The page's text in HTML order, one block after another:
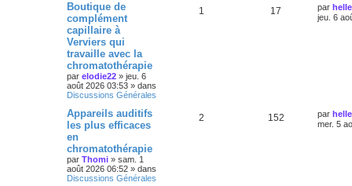
Boutique de
complément
capillaire à
Verviers qui
travaille avec la
chromatothérapie
par elodie22 » jeu. 6
août 2026 03:53 » dans
Discussions Générales
1 17 par
jeu. 6
Appareils auditifs
les plus efficaces
en
chromatothérapie
par Thomi » sam. 1
août 2026 06:52 » dans
Discussions Générales
2 152 par
mer. 5